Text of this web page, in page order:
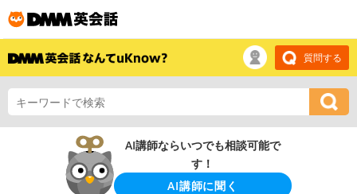
質問する
AI講師ならいつでも相談可能で
す！
AI講師に聞く